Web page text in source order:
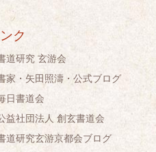
ク
道研究 玄游会
家・矢田照濤・公式ブログ
日書道会
益社団法人 創玄書道会
道研究玄游京都会ブログ